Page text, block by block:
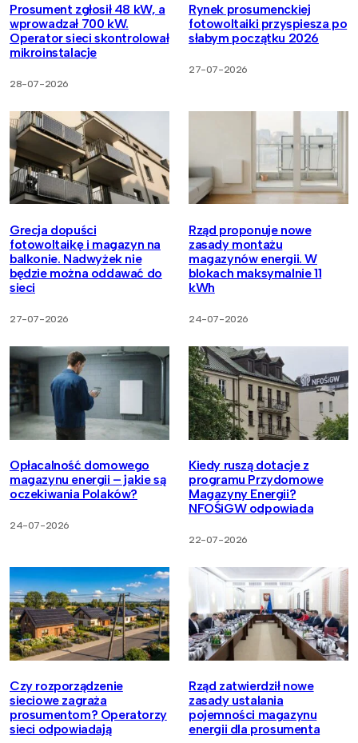
Prosument zgłosił 48 kW, a
wprowadzał 700 kW.
Operator sieci skontrolował
mikroinstalacje
28-07-2026
Rynek prosumenckiej
fotowoltaiki przyspiesza po
słabym początku 2026
27-07-2026
Grecja dopuści
fotowoltaikę i magazyn na
balkonie. Nadwyżek nie
będzie można oddawać do
sieci
27-07-2026
Rząd proponuje nowe
zasady montażu
magazynów energii. W
blokach maksymalnie 11
kWh
24-07-2026
Opłacalność domowego
magazynu energii – jakie są
oczekiwania Polaków?
24-07-2026
Kiedy ruszą dotacje z
programu Przydomowe
Magazyny Energii?
NFOŚiGW odpowiada
22-07-2026
Czy rozporządzenie
sieciowe zagraża
prosumentom? Operatorzy
sieci odpowiadają
Rząd zatwierdził nowe
zasady ustalania
pojemności magazynu
energii dla prosumenta